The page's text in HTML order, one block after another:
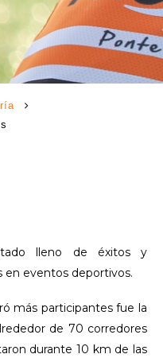
lleno de éxitos y
en eventos deportivos.
más participantes fue la
de 70 corredores
durante 10 km de las